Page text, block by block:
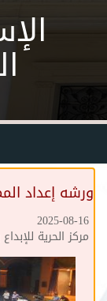
ورشه إعداد
2025-08-16
مركز الحرية